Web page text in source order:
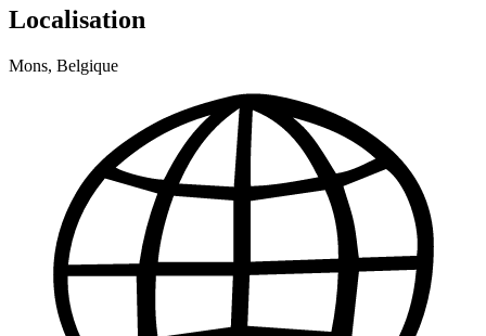
Localisation
Mons, Belgique